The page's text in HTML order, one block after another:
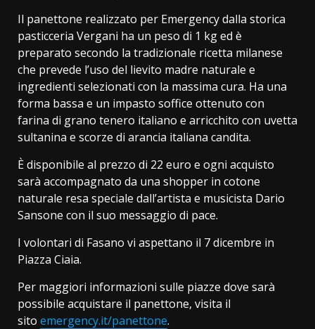
Il panettone realizzato per Emergency dalla storica
pasticceria Vergani ha un peso di 1 kg ed è
preparato secondo la tradizionale ricetta milanese
che prevede l’uso del lievito madre naturale e
ingredienti selezionati con la massima cura. Ha una
forma bassa e un impasto soffice ottenuto con
farina di grano tenero italiano e arricchito con uvetta
sultanina e scorze di arancia italiana candita.
È disponibile al prezzo di 22 euro e ogni acquisto
sarà accompagnato da una shopper in cotone
naturale resa speciale dall’artista e musicista Dario
Sansone con il suo messaggio di pace.
I volontari di Fasano vi aspettano il 7 dicembre in
Piazza Ciaia.
Per maggiori informazioni sulle piazze dove sarà
possibile acquistare il panettone, visita il
sito emergency.it/panettone.